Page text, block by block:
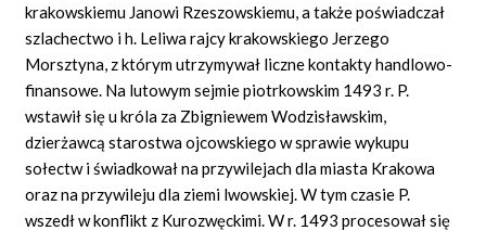
krakowskiemu Janowi Rzeszowskiemu, a także poświadczał
szlachectwo i h. Leliwa rajcy krakowskiego Jerzego
Morsztyna, z którym utrzymywał liczne kontakty handlowo-
finansowe. Na lutowym sejmie piotrkowskim 1493 r. P.
wstawił się u króla za Zbigniewem Wodzisławskim,
dzierżawcą starostwa ojcowskiego w sprawie wykupu
sołectw i świadkował na przywilejach dla miasta Krakowa
oraz na przywileju dla ziemi lwowskiej. W tym czasie P.
wszedł w konflikt z Kurozwęckimi. W r. 1493 procesował się